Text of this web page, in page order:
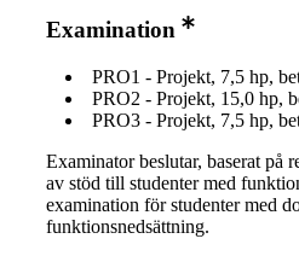
Examination
PRO1 - Projekt, 7,5 hp,
PRO2 - Projekt, 15,0 hp,
PRO3 - Projekt, 7,5 hp,
Examinator beslutar, baserat på
av stöd till studenter med
examination för studenter med
funktionsnedsättning.